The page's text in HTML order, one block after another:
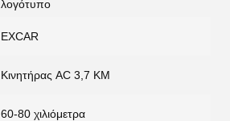
λογότυπο
EXCAR
Κινητήρας AC 3,7 KM
60-80 χιλιόμετρα